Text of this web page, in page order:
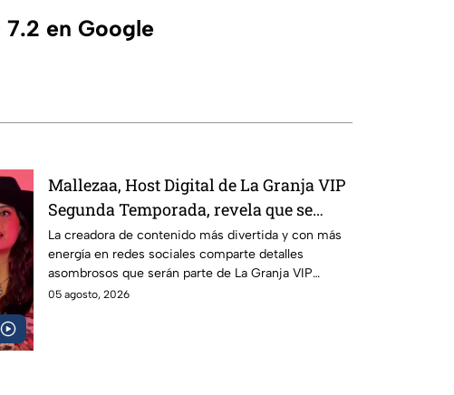
en Google
Mallezaa, Host Digital de La Granja VIP
Segunda Temporada, revela que se
puede esperar del reality
próximamente
La creadora de contenido más divertida y con más
energía en redes sociales comparte detalles
asombrosos que serán parte de La Granja VIP
Segunda Temporada.
05 agosto, 2026